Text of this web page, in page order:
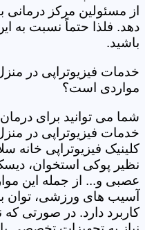
از مسئولین مرکز درمانی
دهد. فلذا حتماً نسبت به
باشید.
خدمات فیزیوتراپی در
مواردی است؟
شما می توانید برای
خدمات فیزیوتراپی در
کلینیک فیزیوتراپی خانه
نظیر پوکی استخوان،
عصبی و... از جمله این
آسیب های ورزشی، توان
کاربرد دارد. در صورتی که